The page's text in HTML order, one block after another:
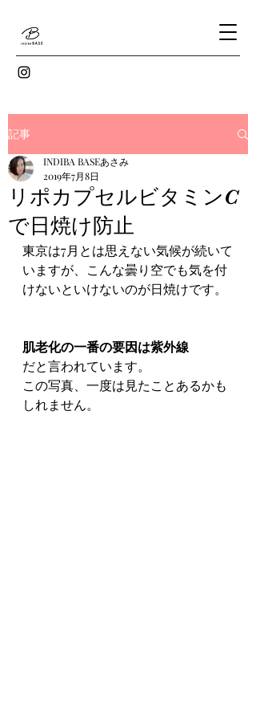
記事
リポカプセルビタミンC
で日焼け防止
INDIBA BASEあさみ
2019年7月8日
東京は7月とは思えない気候が続いて
いますが、こんな曇り空でも気を付
けないといけないのが日焼けです。
肌老化の一番の要因は紫外線
だと言われています。
この写真、一度は見たことあるかも
しれません。